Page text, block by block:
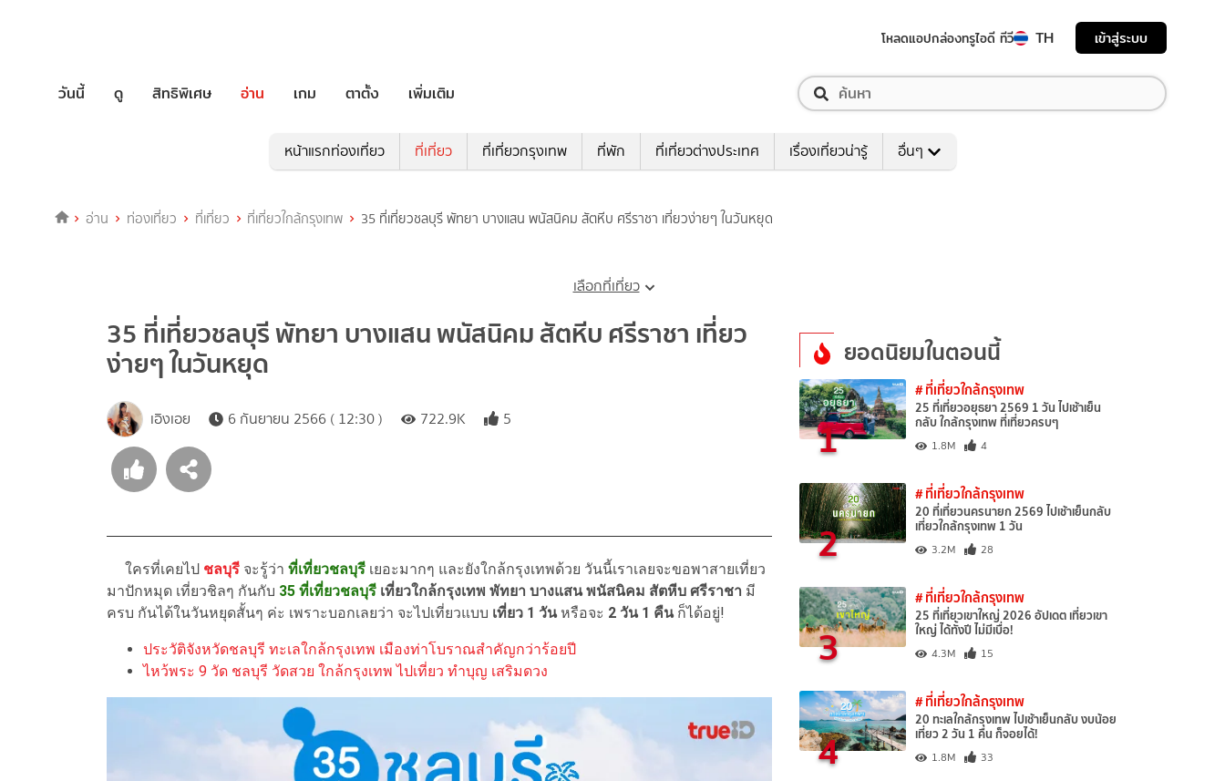
โหลดแอปกล่องทรูไอดี ทีวี TH เข้าสู่ระบบ
วันนี้ ดู สิทธิพิเศษ อ่าน เกม ตาตั้ง เพิ่มเติม
หน้าแรกท่องเที่ยว ที่เที่ยว ที่เที่ยวกรุงเทพ ที่พัก ที่เที่ยวต่างประเทศ เรื่องเที่ยวน่ารู้ อื่นๆ
อ่าน ท่องเที่ยว ที่เที่ยว ที่เที่ยวใกล้กรุงเทพ 35 ที่เที่ยวชลบุรี พัทยา บางแสน พนัสนิคม สัตหีบ ศรีราชา เที่ยวง่ายๆ ในวันหยุด
เลือกที่เที่ยว
35 ที่เที่ยวชลบุรี พัทยา บางแสน พนัสนิคม สัตหีบ ศรีราชา เที่ยว
ง่ายๆ ในวันหยุด
เอิงเอย 6 กันยายน 2566 ( 12:30 ) 722.9K 5
ใครที่เคยไป ชลบุรี จะรู้ว่า ที่เที่ยวชลบุรี เยอะมากๆ และยังใกล้กรุงเทพด้วย วันนี้เราเลยจะขอพาสายเที่ยว
มาปักหมุด เที่ยวชิลๆ กันกับ 35 ที่เที่ยวชลบุรี เที่ยวใกล้กรุงเทพ พัทยา บางแสน พนัสนิคม สัตหีบ ศรีราชา มี
ครบ กันได้ในวันหยุดสั้นๆ ค่ะ เพราะบอกเลยว่า จะไปเที่ยวแบบ เที่ยว 1 วันหรือจะ 2 วัน 1 คืนก็ได้อยู่!
ประวัติจังหวัดชลบุรี ทะเลใกล้กรุงเทพ เมืองท่าโบราณสำคัญกว่าร้อยปี
ไหว้พระ 9 วัด ชลบุรี วัดสวย ใกล้กรุงเทพ ไปเที่ยว ทำบุญ เสริมดวง
ยอดนิยมในตอนนี้
1
# ที่เที่ยวใกล้กรุงเทพ
25 ที่เที่ยวอยุธยา 2569 1 วัน ไปเช้าเย็น
กลับ ใกล้กรุงเทพ ที่เที่ยวครบๆ
1.8M 4
2
# ที่เที่ยวใกล้กรุงเทพ
20 ที่เที่ยวนครนายก 2569 ไปเช้าเย็นกลับ
เที่ยวใกล้กรุงเทพ 1 วัน
3.2M 28
3
# ที่เที่ยวใกล้กรุงเทพ
25 ที่เที่ยวเขาใหญ่ 2026 อัปเดต เที่ยวเขา
ใหญ่ ได้ทั้งปี ไม่มีเบื่อ!
4.3M 15
4
# ที่เที่ยวใกล้กรุงเทพ
20 ทะเลใกล้กรุงเทพ ไปเช้าเย็นกลับ งบน้อย
เที่ยว 2 วัน 1 คืน ก็จอยได้!
1.8M 33